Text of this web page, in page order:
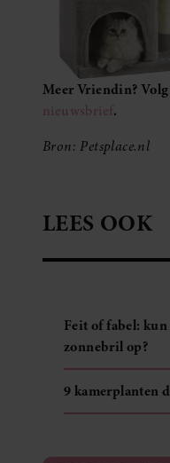
Meer Vriendin?
nieuwsbrief.
Bron: Petsplace.nl
LEES OOK
Feit of fabel:
zonnebril op?
9 kamerplanten